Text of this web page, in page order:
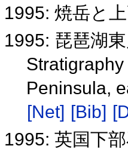
1995: 焼岳と
1995: 琵琶湖
Peninsula,
[Net] [Bib]
1995: 英国下